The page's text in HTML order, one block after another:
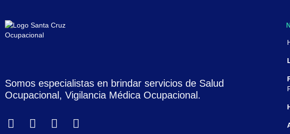
Somos especialistas en brindar servicios de Salud
Ocupacional, Vigilancia Médica Ocupacional.